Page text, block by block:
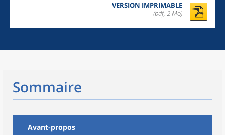
VERSION IMPRIMABLE
(pdf, 2 Mo)
Sommaire
Avant-propos